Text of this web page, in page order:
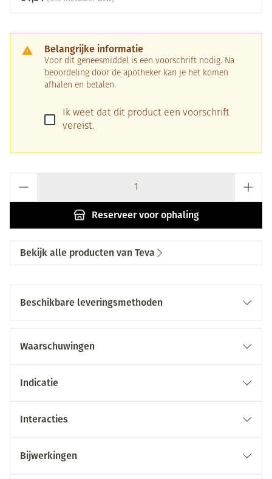
Belangrijke informatie
Voor dit geneesmiddel is een voorschrift nodig. Na
beoordeling door de apotheker kan je het komen
afhalen en betalen.
Ik weet dat dit product een voorschrift
vereist.
Reserveervoor ophaling
Bekijk alle producten van Teva
Beschikbare leveringsmethoden
Waarschuwingen
Indicatie
Interacties
Bijwerkingen